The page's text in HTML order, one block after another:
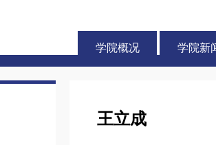
学院概况 学院新
王立成